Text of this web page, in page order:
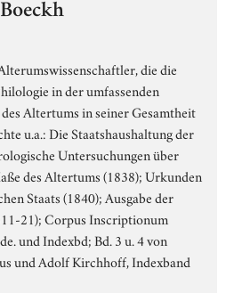
die die
in der umfassenden
Altertums in seiner Gesamtheit
u.a.: Die Staatshaushaltung der
Untersuchungen über
des Altertums (1838); Urkunden
Staats (1840); Ausgabe der
21); Corpus Inscriptionum
und Indexbd; Bd. 3 u. 4 von
und Adolf Kirchhoff, Indexband